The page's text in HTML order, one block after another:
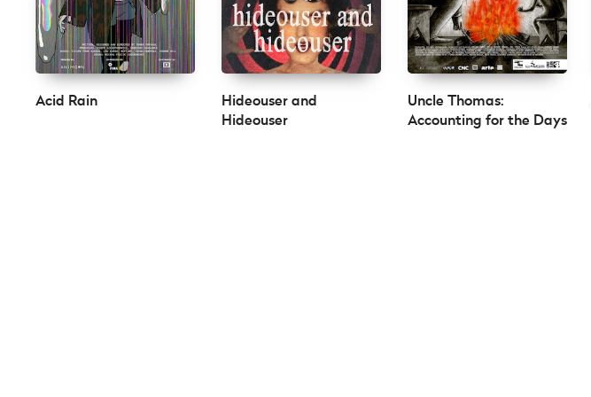
Acid Rain
Hideouser and
Hideouser
Uncle Thomas:
Accounting for the Days